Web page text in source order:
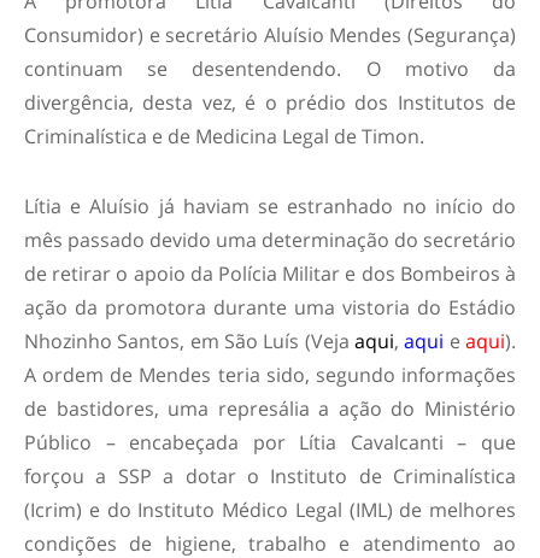
Consumidor) e secretário Aluísio Mendes (Segurança)
continuam se desentendendo. O motivo da
divergência, desta vez, é o prédio dos Institutos de
Criminalística e de Medicina Legal de Timon.
Lítia e Aluísio já haviam se estranhado no início do
mês passado devido uma determinação do secretário
de retirar o apoio da Polícia Militar e dos Bombeiros à
ação da promotora durante uma vistoria do Estádio
Nhozinho Santos, em São Luís (Veja aqui,aqui eaqui).
A ordem de Mendes teria sido, segundo informações
de bastidores, uma represália a ação do Ministério
Público – encabeçada por Lítia Cavalcanti – que
forçou a SSP a dotar o Instituto de Criminalística
(Icrim) e do Instituto Médico Legal (IML) de melhores
condições de higiene, trabalho e atendimento ao